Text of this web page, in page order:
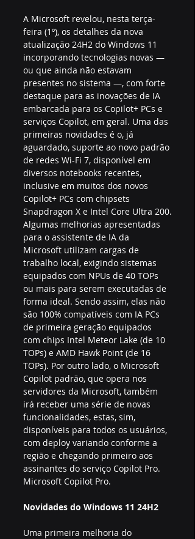
A Microsoft revelou, nesta terça-
feira (1º), os detalhes da nova
atualização 24H2 do Windows 11
incorporando tecnologias novas —
ou que ainda não estavam
presentes no sistema —, com forte
destaque para as inovações de IA
embarcada para os Copilot+ PCs e
serviços Copilot, em geral. Uma das
primeiras novidades é o, já
aguardado, suporte ao novo padrão
de redes Wi-Fi 7, disponível em
diversos notebooks recentes,
inclusive em muitos dos novos
Copilot+ PCs com chipsets
Snapdragon X e Intel Core Ultra 200.
Algumas melhorias apresentadas
para o assistente de IA da
Microsoft utilizam cargas de
trabalho local, exigindo sistemas
equipados com NPUs de 40 TOPs
ou mais para serem executadas de
forma ideal. Sendo assim, elas não
são 100% compatíveis com IA PCs
de primeira geração equipados
com chips Intel Meteor Lake (de 10
TOPs) e AMD Hawk Point (de 16
TOPs). Por outro lado, o Microsoft
Copilot padrão, que opera nos
servidores da Microsoft, também
irá receber uma série de novas
funcionalidades, estas, sim,
disponíveis para todos os usuários,
com deploy variando conforme a
região e chegando primeiro aos
assinantes do serviço Copilot Pro.
Microsoft Copilot Pro.
Novidades do Windows 11 24H2
Uma primeira melhoria do